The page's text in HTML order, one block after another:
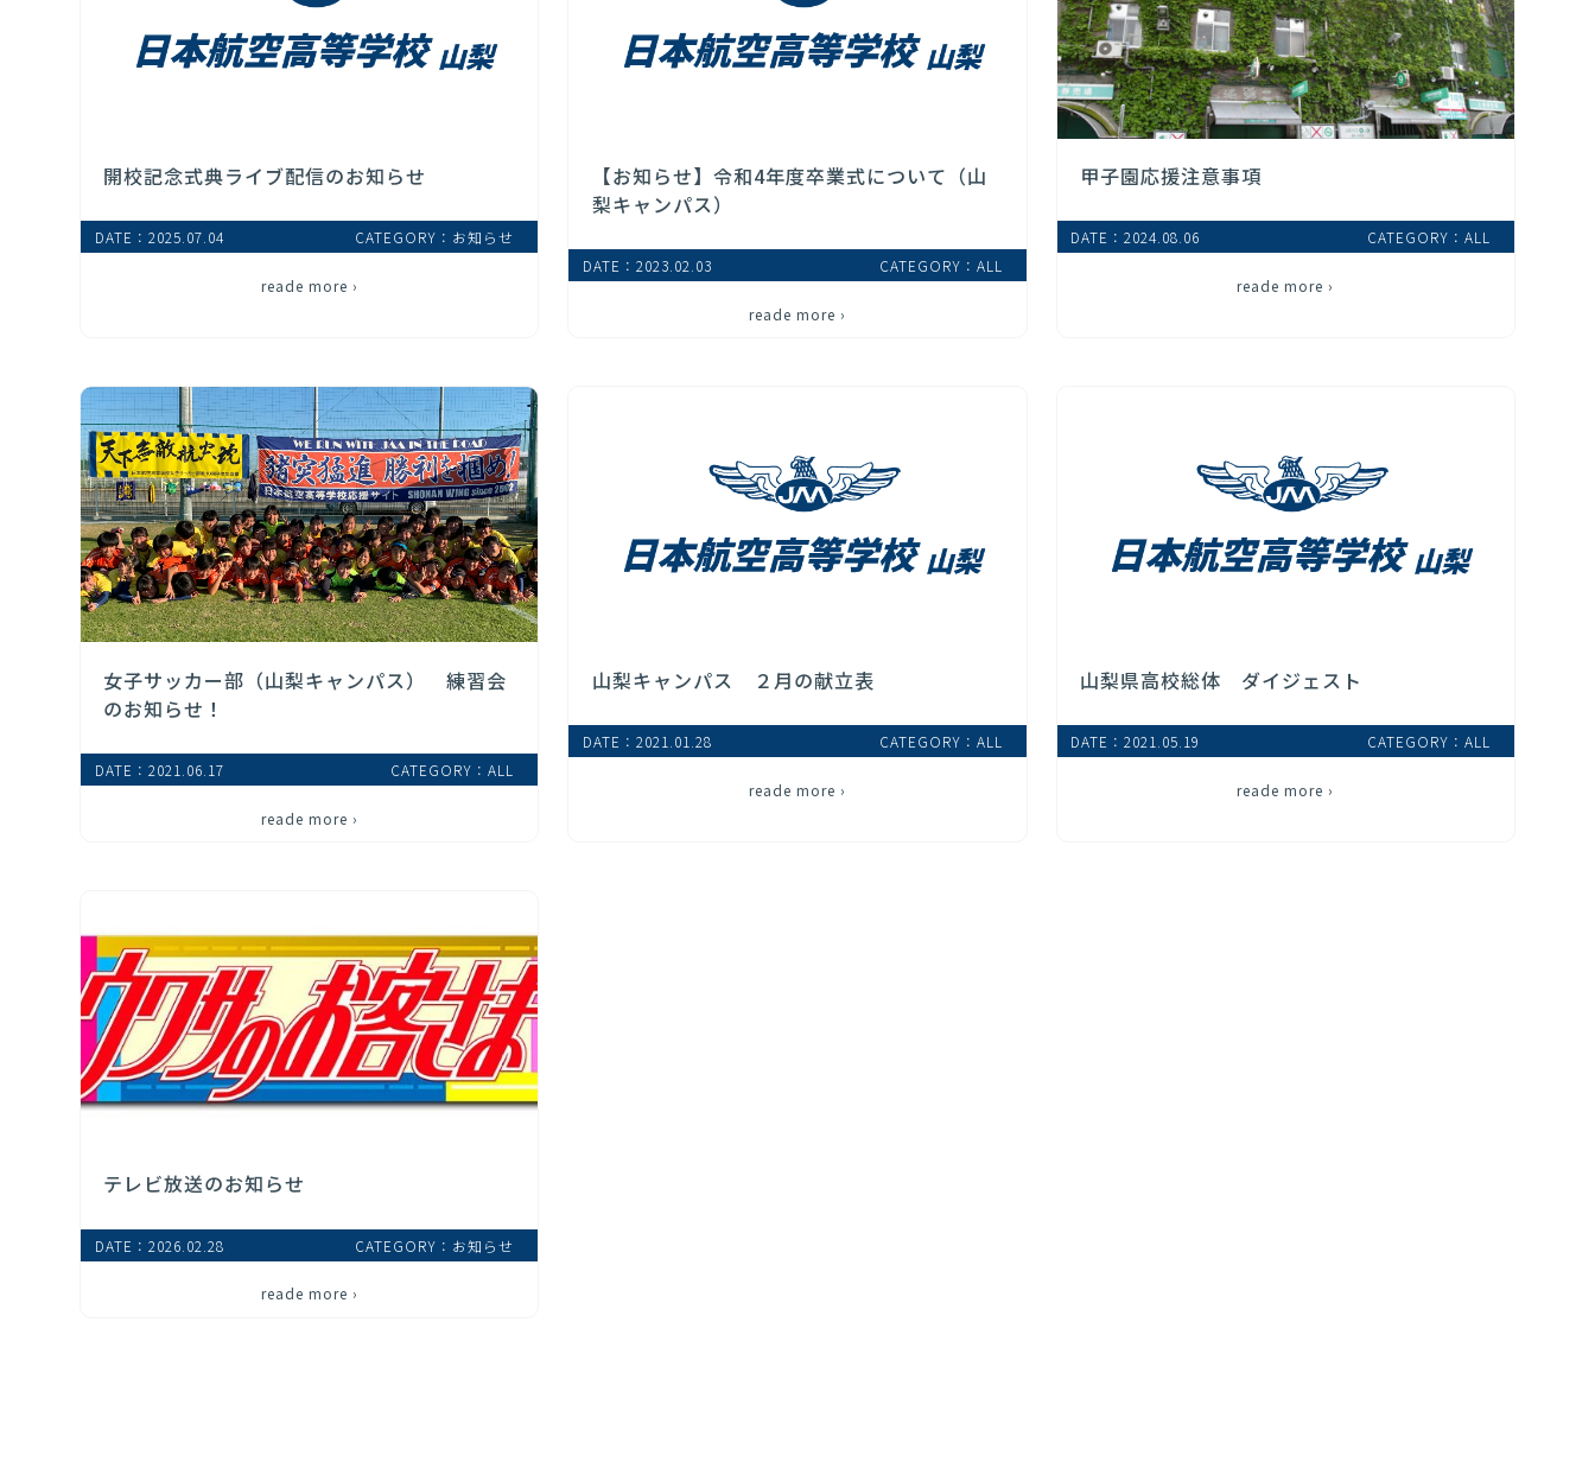
開校記念式典ライブ配信のお知らせ
DATE：2025.07.04 CATEGORY：お知らせ
reade more ›
【お知らせ】令和4年度卒業式について（山
梨キャンパス）
DATE：2023.02.03 CATEGORY：ALL
reade more ›
甲子園応援注意事項
DATE：2024.08.06 CATEGORY：ALL
reade more ›
女子サッカー部（山梨キャンパス） 練習会
のお知らせ！
DATE：2021.06.17 CATEGORY：ALL
reade more ›
山梨キャンパス ２月の献立表
DATE：2021.01.28 CATEGORY：ALL
reade more ›
山梨県高校総体 ダイジェスト
DATE：2021.05.19 CATEGORY：ALL
reade more ›
テレビ放送のお知らせ
DATE：2026.02.28 CATEGORY：お知らせ
reade more ›